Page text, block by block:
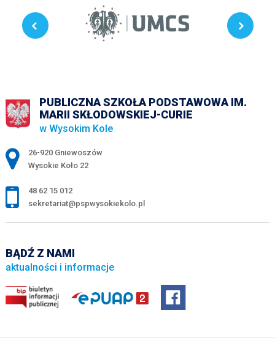
PUBLICZNA SZKOŁA PODSTAWOWA IM.
MARII SKŁODOWSKIEJ-CURIE
w Wysokim Kole
Adres pocztowy:
26-920 Gniewoszów
Wysokie Koło 22
48 62 15 012
sekretariat@pspwysokiekolo.pl
BĄDŹ Z NAMI
aktualności i informacje